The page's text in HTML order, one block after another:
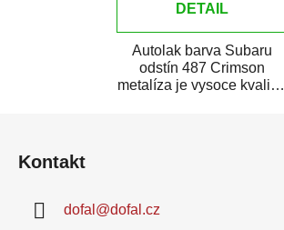
DETAIL
Autolak barva Subaru
odstín 487 Crimson
metalíza je vysoce kvalitní
Kontakt
dofal @dofal.cz